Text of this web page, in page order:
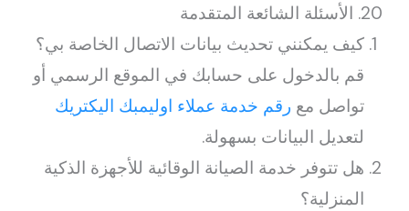
20. الأسئلة الشائعة المتقدمة
كيف يمكنني تحديث بيانات الاتصال الخاصة بي؟
قم بالدخول على حسابك في الموقع الرسمي أو
تواصل مع رقم خدمة عملاء اوليمبك اليكتريك
لتعديل البيانات بسهولة.
هل تتوفر خدمة الصيانة الوقائية للأجهزة الذكية
المنزلية؟